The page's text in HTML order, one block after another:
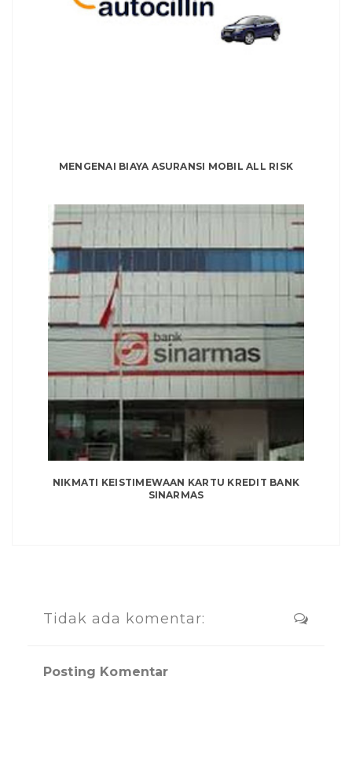
MENGENAI BIAYA ASURANSI MOBIL ALL RISK
NIKMATI KEISTIMEWAAN KARTU KREDIT BANK
SINARMAS
Tidak ada komentar:
Posting Komentar